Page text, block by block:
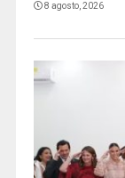
8 agosto, 2026